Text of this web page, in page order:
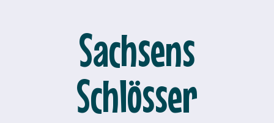
Sachsens
Schlösser